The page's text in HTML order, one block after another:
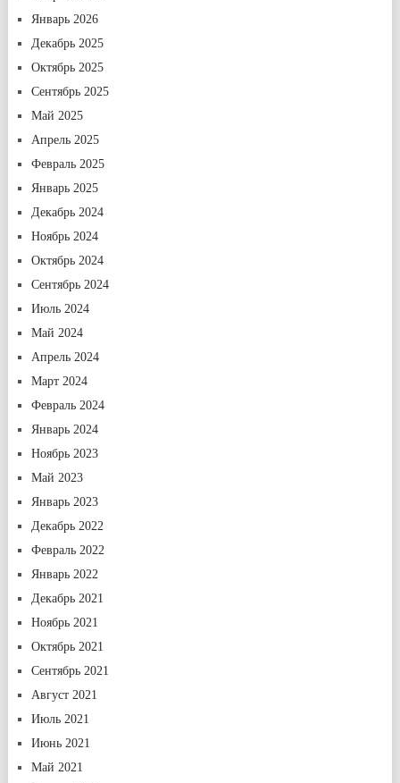
Январь 2026
Декабрь 2025
Октябрь 2025
Сентябрь 2025
Май 2025
Апрель 2025
Февраль 2025
Январь 2025
Декабрь 2024
Ноябрь 2024
Октябрь 2024
Сентябрь 2024
Июль 2024
Май 2024
Апрель 2024
Март 2024
Февраль 2024
Январь 2024
Ноябрь 2023
Май 2023
Январь 2023
Декабрь 2022
Февраль 2022
Январь 2022
Декабрь 2021
Ноябрь 2021
Октябрь 2021
Сентябрь 2021
Август 2021
Июль 2021
Июнь 2021
Май 2021